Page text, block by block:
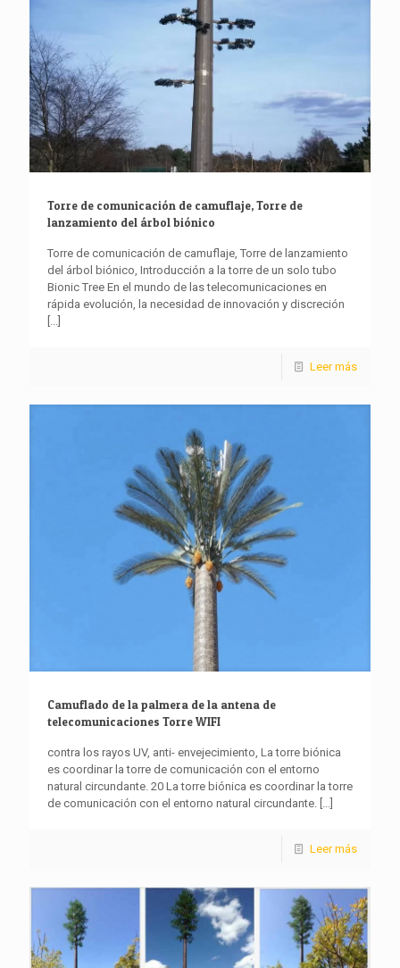
Torre de comunicación de camuflaje, Torre de
lanzamiento del árbol biónico
Torre de comunicación de camuflaje, Torre de lanzamiento
del árbol biónico, Introducción a la torre de un solo tubo
Bionic Tree En el mundo de las telecomunicaciones en
rápida evolución, la necesidad de innovación y discreción
[...]
Leer más
Camuflado de la palmera de la antena de
telecomunicaciones Torre WIFI
contra los rayos UV, anti- envejecimiento, La torre biónica
es coordinar la torre de comunicación con el entorno
natural circundante. 20 La torre biónica es coordinar la torre
de comunicación con el entorno natural circundante. [...]
Leer más